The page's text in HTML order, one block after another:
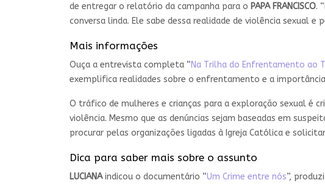
de entregar o relatório da campanha para o PAPA FRANCISCO.
conversa linda. Ele sabe dessa realidade de violência sexual e
Mais informações
Ouça a entrevista completa “Na Trilha do Enfrentamento ao
exemplifica realidades sobre o enfrentamento e a
O tráfico de mulheres e crianças para a exploração sexual é
violência. Mesmo que as denúncias sejam baseadas em
procurar pelas organizações ligadas à Igreja Católica e
Dica para saber mais sobre o assunto
LUCIANAindicou o documentário “Um Crime entre nós”,